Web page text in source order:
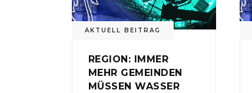
AKTUELL BEITRAG
REGION: IMMER
MEHR GEMEINDEN
MÜSSEN WASSER